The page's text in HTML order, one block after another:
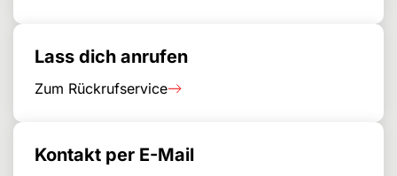
Lass dich anrufen
Zum Rückrufservice
Kontakt per E-Mail